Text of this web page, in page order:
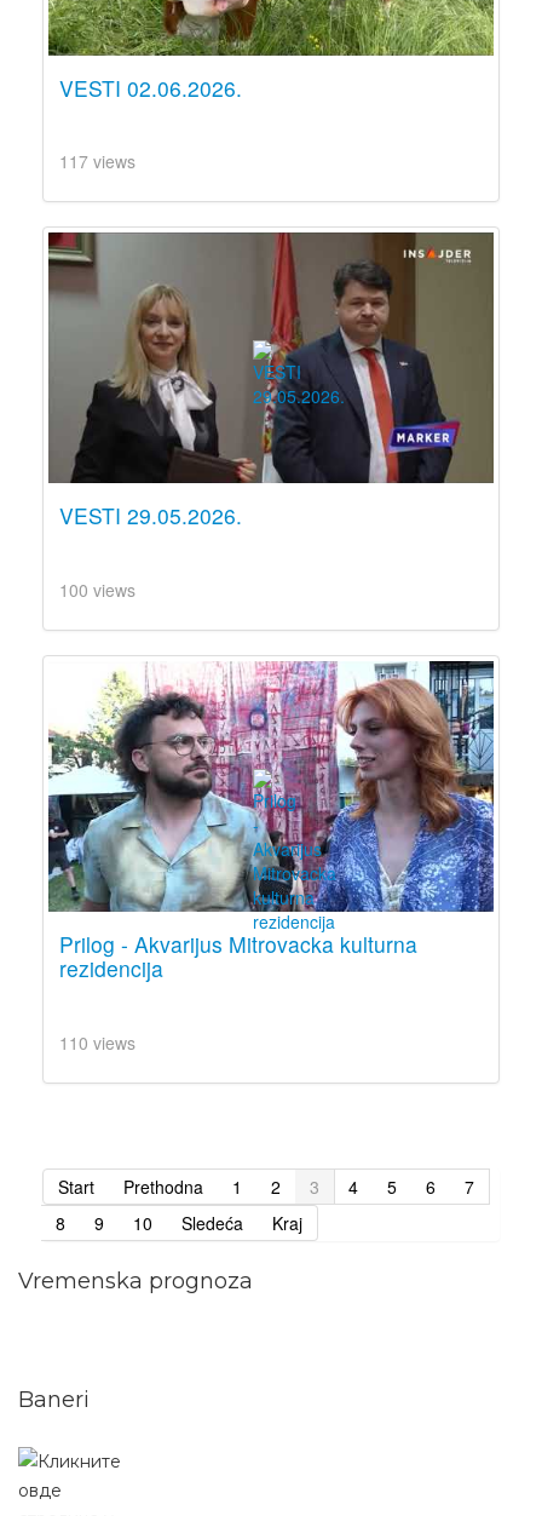
VESTI 02.06.2026.
117 views
VESTI 29.05.2026.
100 views
Prilog - Akvarijus Mitrovacka kulturna
rezidencija
110 views
Start Prethodna 1 2 3 4 5 6
7
8
9 10 Sledeća Kraj
Vremenska prognoza
Baneri